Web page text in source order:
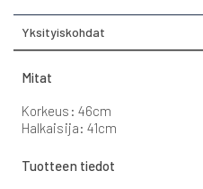
Yksityiskohdat
Mitat
Korkeus: 46cm
Halkaisija: 41cm
Tuotteen tiedot